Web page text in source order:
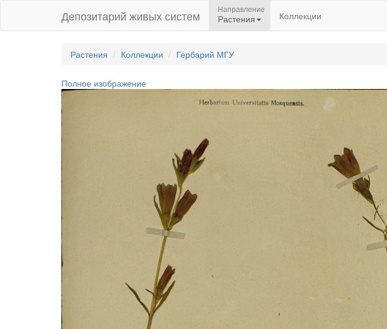
Депозитарий живых систем Направление
Растения Коллекции
Растения Коллекции Гербарий МГУ
Полное изображение